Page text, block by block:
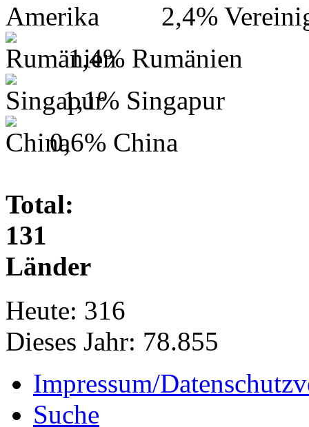
2,4%
1,4% Rumänien
1,1% Singapur
0,6% China
Total:
131
Länder
Heute: 316
Dieses Jahr: 78.855
Impressum/
Suche